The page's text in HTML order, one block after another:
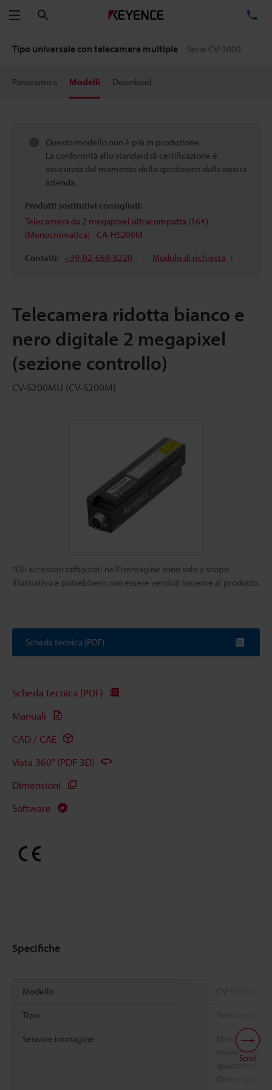
Menu
Tipo universale con telecamere multiple Serie CV-3000
Panoramica Modelli Download
Questo modello non è più in produzione.
La conformità allo standard di certificazione è
assicurata dal momento della spedizione dalla nostra
azienda.
Prodotti sostitutivi consigliati:
Telecamera da 2 megapixel ultracompatta (16×)
(Monocromatica) - CA-HS200M
Contatti: +39-02-668-8220 Modulo di richiesta
Telecamera ridotta bianco e
nero digitale 2 megapixel
(sezione controllo)
CV-S200MU (CV-S200M)
*Gli accessori raffigurati nell'immagine sono solo a scopo
illustrativo e potrebbero non essere venduti insieme al prodotto.
Scheda tecnica (PDF)
Scheda tecnica (PDF)
Manuali
CAD / CAE
Vista 360° (PDF 3D)
Dimensioni
Software
Specifiche
Modello CV-S200MU
Tipo Telecamera
Sensore immagine
Elemento di
quadrato/tutti
Dimensioni
Scroll